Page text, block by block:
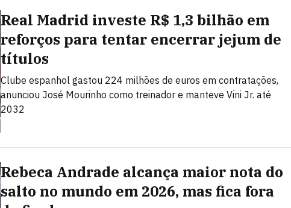
Real Madrid investe R$ 1,3 bilhão em
reforços para tentar encerrar jejum de
títulos
Clube espanhol gastou 224 milhões de euros em contratações,
anunciou José Mourinho como treinador e manteve Vini Jr. até
2032
Rebeca Andrade alcança maior nota do
salto no mundo em 2026, mas fica fora